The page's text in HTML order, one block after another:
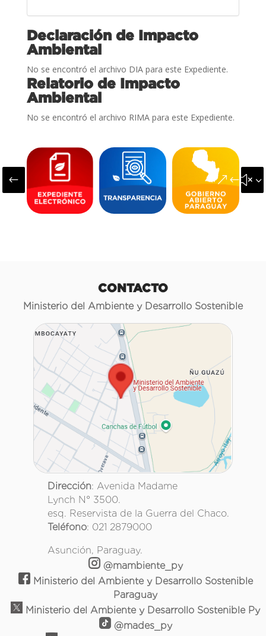
Declaración de Impacto
Ambiental
No se encontró el archivo DIA para este Expediente.
Relatorio de Impacto
Ambiental
No se encontró el archivo RIMA para este Expediente.
#
CONTACTO
Ministerio del Ambiente y Desarrollo Sostenible
Dirección: Avenida Madame
Lynch N° 3500.
esq. Reservista de la Guerra del Chaco.
Teléfono: 021 2879000
Asunción, Paraguay.
@mambiente_py
Ministerio del Ambiente y Desarrollo Sostenible
Paraguay
Ministerio del Ambiente y Desarrollo Sostenible Py
@mades_py